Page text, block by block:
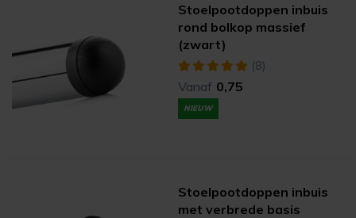
Stoelpootdoppen inbuis
rond bolkop massief
(zwart)
(8)
Vanaf 0,75
NIEUW
Stoelpootdoppen inbuis
met verbrede basis